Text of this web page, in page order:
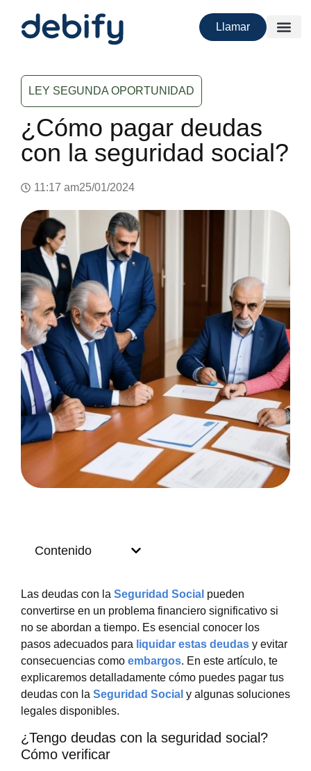
Llamar
LEY SEGUNDA OPORTUNIDAD
¿Cómo pagar deudas
con la seguridad social?
11:17 am25/01/2024
Contenido
Las deudas con la Seguridad Social pueden
convertirse en un problema financiero significativo si
no se abordan a tiempo. Es esencial conocer los
pasos adecuados para liquidar estas deudas y evitar
consecuencias como embargos. En este artículo, te
explicaremos detalladamente cómo puedes pagar tus
deudas con la Seguridad Social y algunas soluciones
legales disponibles.
¿Tengo deudas con la seguridad social?
Cómo verificar